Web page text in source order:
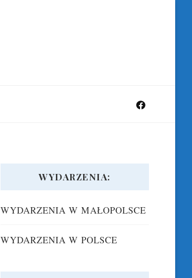
WYDARZENIA:
WYDARZENIA W MAŁOPOLSCE
WYDARZENIA W POLSCE